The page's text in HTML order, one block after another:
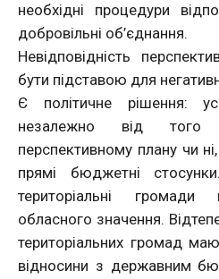
необхідні процедури
добровільні об’єднання.
Невідповідність
бути підставою для
Є політичне рішення:
незалежно від того
перспективному плану чи
прямі бюджетні
територіальні
обласного значення.
територіальних громад
відносини з державним